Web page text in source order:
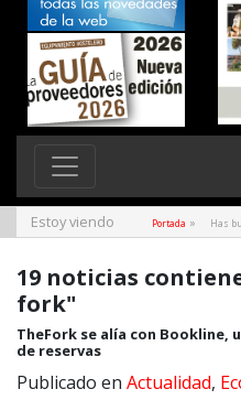
Estoy viendo Portada » Has
19 noticias
fork"
TheFork se alía con
de reservas
Publicado en Actualidad,